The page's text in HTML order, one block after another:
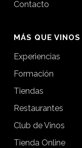
Contacto
MÁS QUE VINOS
Experiencias
Formación
Tiendas
Restaurantes
Club de Vinos
Tienda Online